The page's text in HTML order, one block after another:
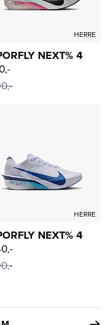
HERRE
NEXT% 4
HERRE
NEXT% 4